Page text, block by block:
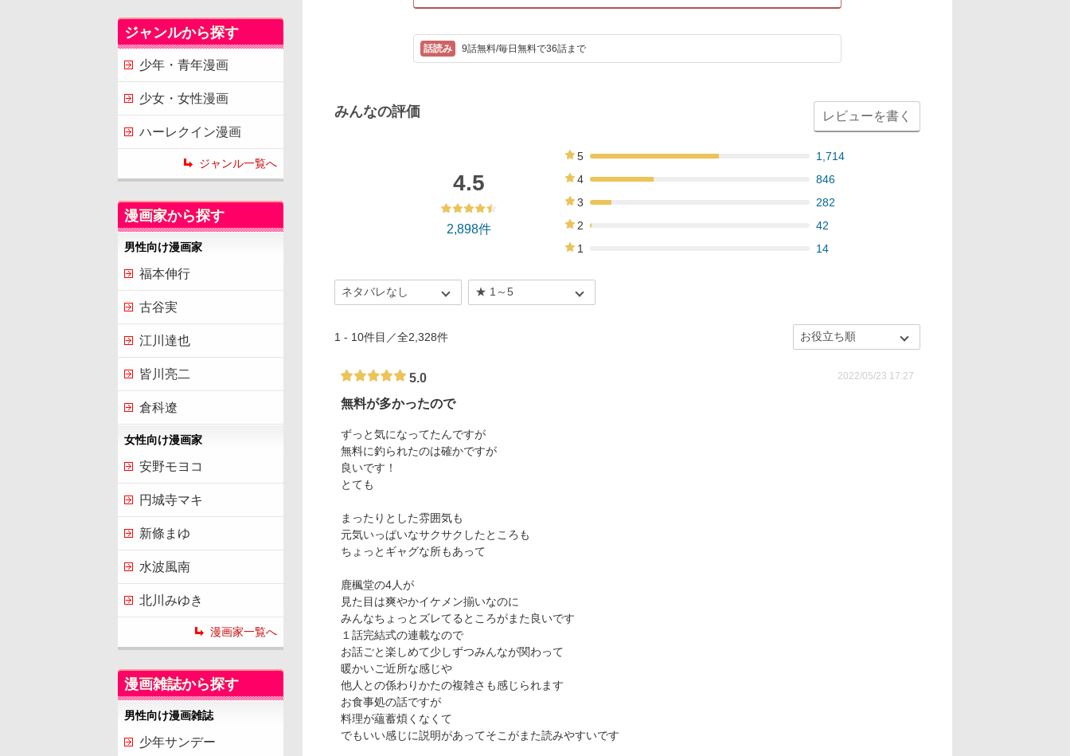
9話無料/毎日無料で36話まで
みんなの評価 レビューを書く
4.5
2,898件
5
1,714
4
846
3
282
2
42
1
14
1 - 10件目／全2,328件
5.0 2022/05/23 17:27
無料が多かったので
ずっと気になってたんですが
無料に釣られたのは確かですが
良いです！
とても
まったりとした雰囲気も
元気いっぱいなサクサクしたところも
ちょっとギャグな所もあって
鹿楓堂の4人が
見た目は爽やかイケメン揃いなのに
みんなちょっとズレてるところがまた良いです
１話完結式の連載なので
お話ごと楽しめて少しずつみんなが関わって
暖かいご近所な感じや
他人との係わりかたの複雑さも感じられます
お食事処の話ですが
料理が蘊蓄煩くなくて
でもいい感じに説明があってそこがまた読みやすいです
ジャンルから探す
少年・青年漫画
少女・女性漫画
ハーレクイン漫画
ジャンル一覧へ
漫画家から探す
男性向け漫画家
福本伸行
古谷実
江川達也
皆川亮二
倉科遼
女性向け漫画家
安野モヨコ
円城寺マキ
新條まゆ
水波風南
北川みゆき
漫画家一覧へ
漫画雑誌から探す
男性向け漫画雑誌
少年サンデー